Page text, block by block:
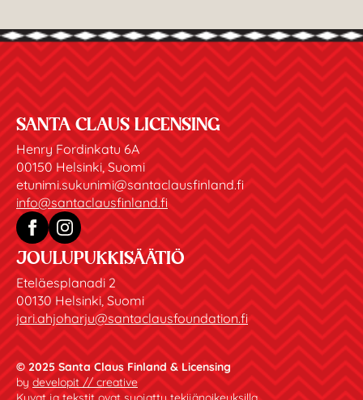
SANTA CLAUS LICENSING
Henry Fordinkatu 6A
00150 Helsinki, Suomi
etunimi.sukunimi@santaclausfinland.fi
info@santaclausfinland.fi
JOULUPUKKISÄÄTIÖ
Eteläesplanadi 2
00130 Helsinki, Suomi
jari.ahjoharju@santaclausfoundation.fi
© 2025 Santa Claus Finland & Licensing
by developit // creative